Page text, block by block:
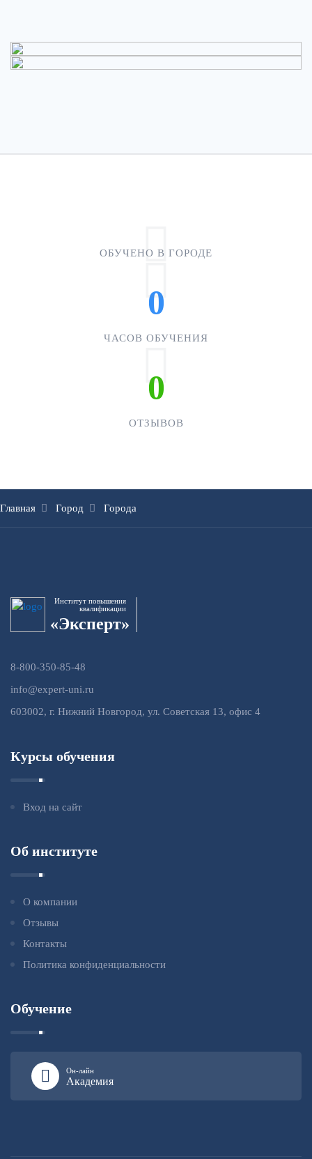
ОБУЧЕНО В ГОРОДЕ
0
ЧАСОВ ОБУЧЕНИЯ
0
ОТЗЫВОВ
Главная Город Города
Институт повышения
квалификации
«Эксперт»
8-800-350-85-48
info@expert-uni.ru
603002, г. Нижний Новгород, ул. Советская 13, офис 4
Курсы обучения
Вход на сайт
Об институте
О компании
Отзывы
Контакты
Политика конфиденциальности
Обучение
Он-лайн
Академия